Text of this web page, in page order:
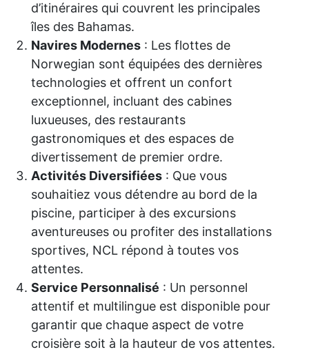
d’itinéraires qui couvrent les principales
îles des Bahamas.
Navires Modernes: Les flottes de
Norwegian sont équipées des dernières
technologies et offrent un confort
exceptionnel, incluant des cabines
luxueuses, des restaurants
gastronomiques et des espaces de
divertissement de premier ordre.
Activités Diversifiées: Que vous
souhaitiez vous détendre au bord de la
piscine, participer à des excursions
aventureuses ou profiter des installations
sportives, NCL répond à toutes vos
attentes.
Service Personnalisé : Un personnel
attentif et multilingue est disponible pour
garantir que chaque aspect de votre
croisière soit à la hauteur de vos attentes.